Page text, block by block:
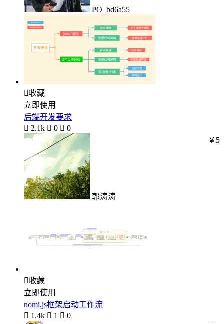
PO_bd6a55
收藏
立即使用
后端开发要求
 2.1k  0  0
郭涛涛
￥5
收藏
立即使用
nomi.js框架启动工作流
 1.4k  1  0